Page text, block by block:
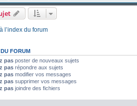
l’index du forum
FORUM
pas poster de nouveaux sujets
pas répondre aux sujets
pas modifier vos messages
pas supprimer vos messages
pas joindre des fichiers